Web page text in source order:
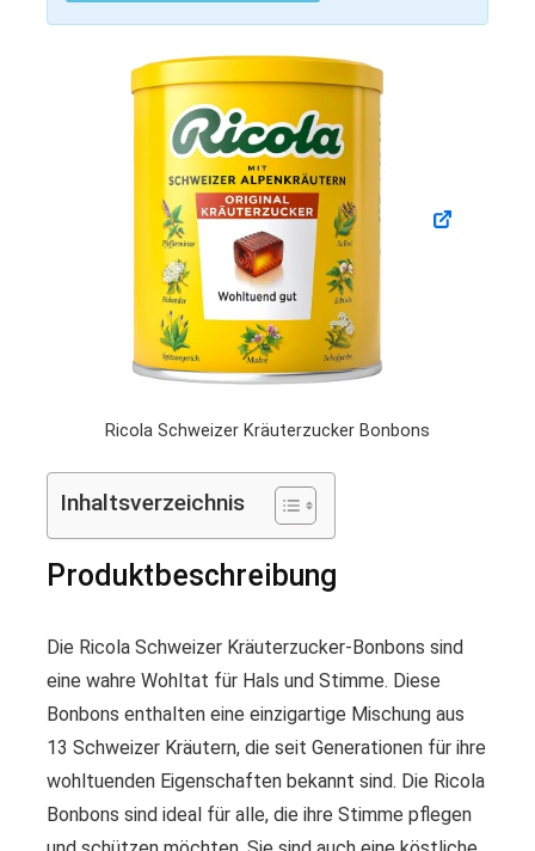
Ricola Schweizer Kräuterzucker Bonbons
Inhaltsverzeichnis
Produktbeschreibung
Die Ricola Schweizer Kräuterzucker-Bonbons sind
eine wahre Wohltat für Hals und Stimme. Diese
Bonbons enthalten eine einzigartige Mischung aus
13 Schweizer Kräutern, die seit Generationen für ihre
wohltuenden Eigenschaften bekannt sind. Die Ricola
Bonbons sind ideal für alle, die ihre Stimme pflegen